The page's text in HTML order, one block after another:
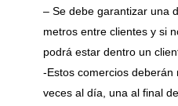
– Se debe garantizar una
metros entre clientes y si
podrá estar dentro un
-Estos comercios deberán
veces al día, una al final